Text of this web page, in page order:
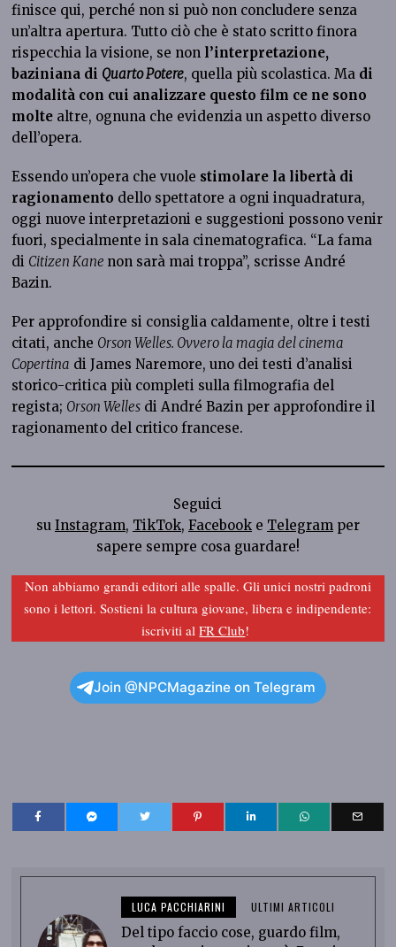
finisce qui, perché non si può non concludere senza
un’altra apertura. Tutto ciò che è stato scritto finora
rispecchia la visione, se non l’interpretazione,
baziniana di Quarto Potere, quella più scolastica. Ma di
modalità con cui analizzare questo film ce ne sono
molte altre, ognuna che evidenzia un aspetto diverso
dell’opera.
Essendo un’opera che vuole stimolare la libertà di
ragionamento dello spettatore a ogni inquadratura,
oggi nuove interpretazioni e suggestioni possono venir
fuori, specialmente in sala cinematografica. “La fama
di Citizen Kane non sarà mai troppa”, scrisse André
Bazin.
Per approfondire si consiglia caldamente, oltre i testi
citati, anche Orson Welles. Ovvero la magia del cinema
Copertina di James Naremore, uno dei testi d’analisi
storico-critica più completi sulla filmografia del
regista; Orson Welles di André Bazin per approfondire il
ragionamento del critico francese.
Seguici
su Instagram, TikTok, Facebooke Telegramper
sapere sempre cosa guardare!
Non abbiamo grandi editori alle spalle. Gli unici nostri padroni
sono i lettori. Sostieni la cultura giovane, libera e indipendente:
iscriviti alFR Club!
Join @NPCMagazine on Telegram
LUCA PACCHIARINI ULTIMI ARTICOLI
Del tipo faccio cose, guardo film,